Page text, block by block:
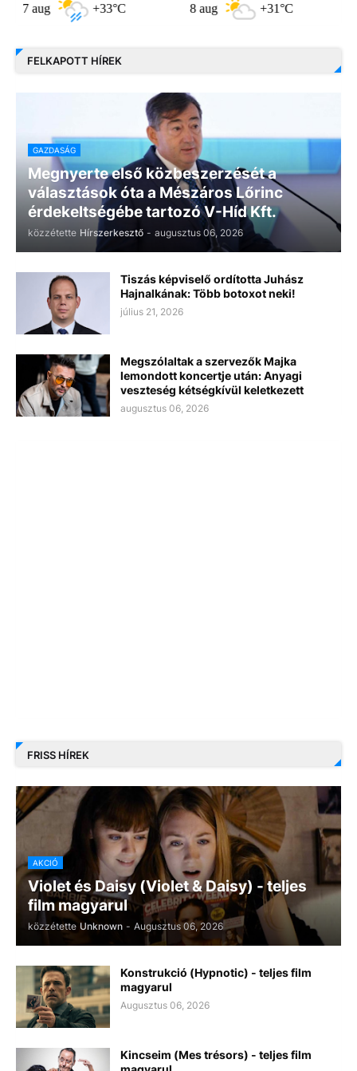
+33°C +31°C
FELKAPOTT HÍREK
GAZDASÁG
Megnyerte első közbeszerzését a
választások óta a Mészáros Lőrinc
érdekeltségébe tartozó V-Híd Kft.
közzétette Hírszerkesztő - augusztus 06, 2026
Tiszás képviselő ordította Juhász
Hajnalkának: Több botoxot neki!
július 21, 2026
Megszólaltak a szervezők Majka
lemondott koncertje után: Anyagi
veszteség kétségkívül keletkezett
augusztus 06, 2026
FRISS HÍREK
AKCIÓ
Violet és Daisy (Violet & Daisy) - teljes
film magyarul
közzétette Unknown - Augusztus 06, 2026
Konstrukció (Hypnotic) - teljes film
magyarul
Augusztus 06, 2026
Kincseim (Mes trésors) - teljes film